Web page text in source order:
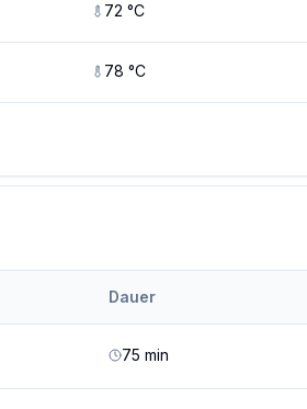
72 °C
78 °C
Dauer
75 min